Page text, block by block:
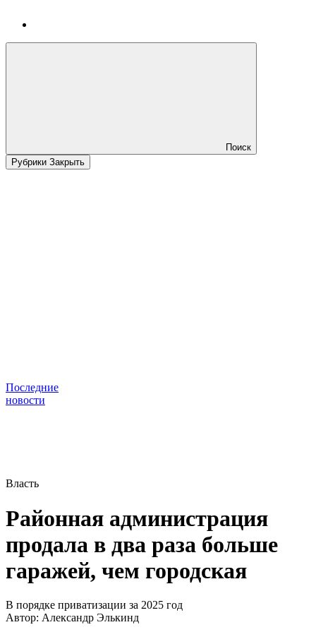
Поиск
Рубрики Закрыть
Последние
новости
Власть
Районная администрация
продала в два раза больше
гаражей, чем городская
В порядке приватизации за 2025 год
Автор: Александр Элькинд